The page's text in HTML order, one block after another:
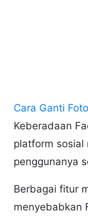
Cara Ganti
Keberadaan
platform sosial
penggunanya
Berbagai fitur
menyebabkan